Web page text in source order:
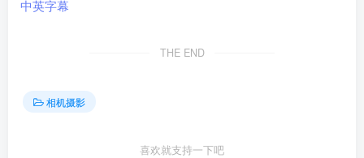
THE END
相机摄影
喜欢就支持一下吧